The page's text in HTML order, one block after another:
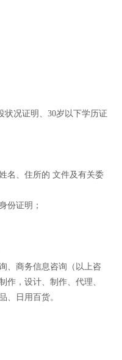
况证明、30岁以下学历证
、住所的 文件及有关委
证明；
商务信息咨询（以上咨
作，设计、制作、代理、
、日用百货。